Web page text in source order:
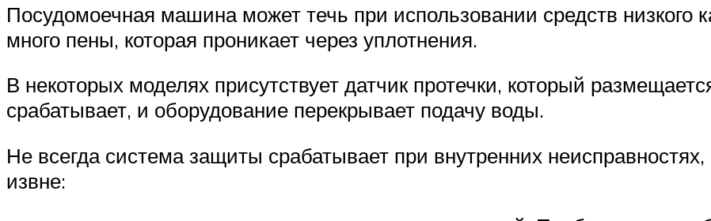
Посудомоечная машина может течь при использовании средств низкого
много пены, которая проникает через уплотнения.
В некоторых моделях присутствует датчик протечки, который
срабатывает, и оборудование перекрывает подачу воды.
Не всегда система защиты срабатывает при внутренних
извне: